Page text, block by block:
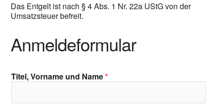
Das Entgelt ist nach § 4 Abs. 1 Nr. 22a UStG von der
Umsatzsteuer befreit.
Anmeldeformular
Titel, Vorname und Name*